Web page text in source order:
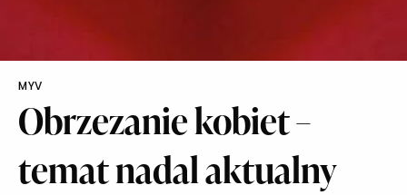
MYV
Obrzezanie kobiet –
temat nadal aktualny